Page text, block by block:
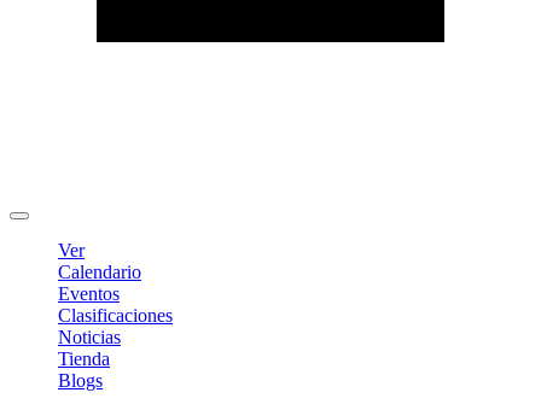
Ver
Calendario
Eventos
Clasificaciones
Noticias
Tienda
Blogs